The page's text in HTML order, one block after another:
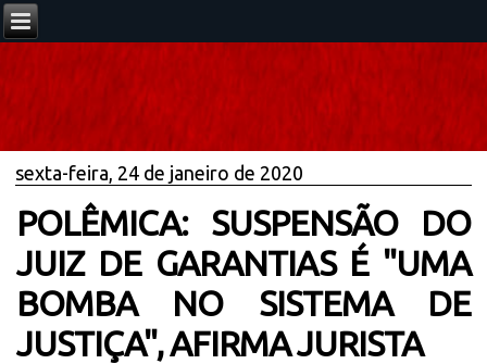
sexta-feira, 24 de janeiro de 2020
POLÊMICA: SUSPENSÃO DO
JUIZ DE GARANTIAS É "UMA
BOMBA NO SISTEMA DE
JUSTIÇA", AFIRMA JURISTA